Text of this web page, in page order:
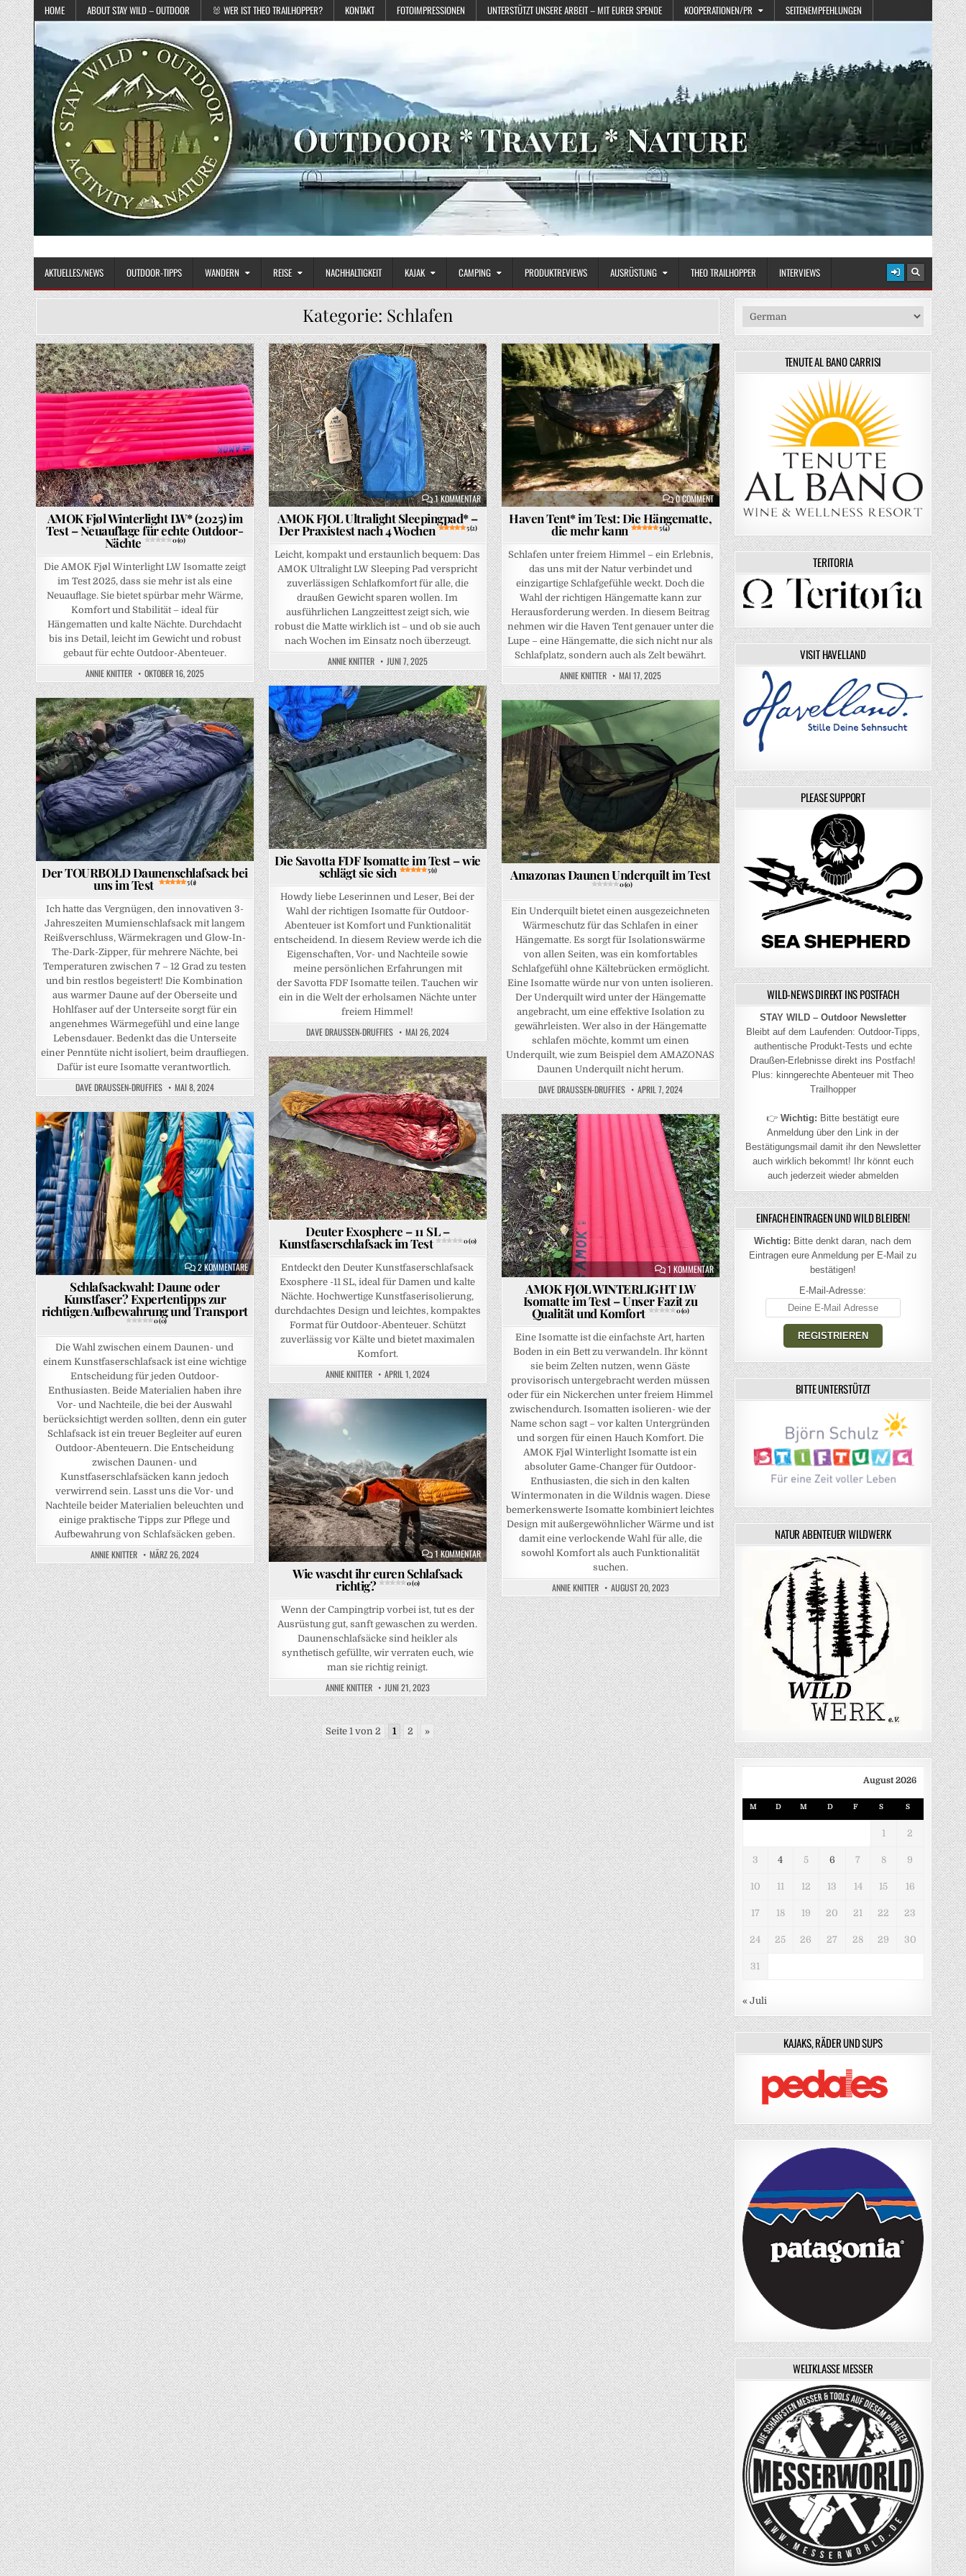
Skip to content
HOME ABOUT STAY WILD – OUTDOOR 🐰 WER IST THEO TRAILHOPPER? KONTAKT FOTOIMPRESSIONEN UNTERSTÜTZT UNSERE ARBEIT – MIT EURER SPENDE KOOPERATIONEN/PR SEITENEMPFEHLUNGEN
STAY WILD – OUTDOOR
AKTUELLES/NEWS OUTDOOR-TIPPS WANDERN REISE NACHHALTIGKEIT KAJAK CAMPING PRODUKTREVIEWS AUSRÜSTUNG THEO TRAILHOPPER INTERVIEWS
Kategorie: Schlafen
Posted in
AMOK Fjøl Winterlight LW* (2025) im
Test – Neuauflage für echte Outdoor-
Nächte 0 (0)
Die AMOK Fjøl Winterlight LW Isomatte zeigt
im Test 2025, dass sie mehr ist als eine
Neuauflage. Sie bietet spürbar mehr Wärme,
Komfort und Stabilität – ideal für
Hängematten und kalte Nächte. Durchdacht
bis ins Detail, leicht im Gewicht und robust
gebaut für echte Outdoor-Abenteuer.
ANNIE KNITTER OKTOBER 16, 2025
1 KOMMENTARZU AMOK FJOL ULTRALIGHT SLEEPINGPAD* – DER PRAXISTEST NACH 4 WOCHEN 5 (2)
Posted in
AMOK FJOL Ultralight Sleepingpad* –
Der Praxistest nach 4 Wochen 5 (2)
Leicht, kompakt und erstaunlich bequem: Das
AMOK Ultralight LW Sleeping Pad verspricht
zuverlässigen Schlafkomfort für alle, die
draußen Gewicht sparen wollen. Im
ausführlichen Langzeittest zeigt sich, wie
robust die Matte wirklich ist – und ob sie auch
nach Wochen im Einsatz noch überzeugt.
ANNIE KNITTER JUNI 7, 2025
0 COMMENTON HAVEN TENT* IM TEST: DIE HÄNGEMATTE, DIE MEHR KANN 5 (4)
Posted in
Haven Tent* im Test: Die Hängematte,
die mehr kann 5 (4)
Schlafen unter freiem Himmel – ein Erlebnis,
das uns mit der Natur verbindet und
einzigartige Schlafgefühle weckt. Doch die
Wahl der richtigen Hängematte kann zur
Herausforderung werden. In diesem Beitrag
nehmen wir die Haven Tent genauer unter die
Lupe – eine Hängematte, die sich nicht nur als
Schlafplatz, sondern auch als Zelt bewährt.
ANNIE KNITTER MAI 17, 2025
Posted in
Die Savotta FDF Isomatte im Test – wie
schlägt sie sich 5 (1)
Howdy liebe Leserinnen und Leser, Bei der
Wahl der richtigen Isomatte für Outdoor-
Abenteuer ist Komfort und Funktionalität
entscheidend. In diesem Review werde ich die
Eigenschaften, Vor- und Nachteile sowie
meine persönlichen Erfahrungen mit
der Savotta FDF Isomatte teilen. Tauchen wir
ein in die Welt der erholsamen Nächte unter
freiem Himmel!
DAVE DRAUSSEN-DRUFFIES MAI 26, 2024
Posted in
Der TOURBOLD Daunenschlafsack bei
uns im Test 5 (1)
Ich hatte das Vergnügen, den innovativen 3-
Jahreszeiten Mumienschlafsack mit langem
Reißverschluss, Wärmekragen und Glow-In-
The-Dark-Zipper, für mehrere Nächte, bei
Temperaturen zwischen 7 – 12 Grad zu testen
und bin restlos begeistert! Die Kombination
aus warmer Daune auf der Oberseite und
Hohlfaser auf der Unterseite sorgt für ein
angenehmes Wärmegefühl und eine lange
Lebensdauer. Bedenkt das die Unterseite
einer Penntüte nicht isoliert, beim draufliegen.
Dafür ist eure Isomatte verantwortlich.
DAVE DRAUSSEN-DRUFFIES MAI 8, 2024
Posted in
Amazonas Daunen Underquilt im Test
0 (0)
Ein Underquilt bietet einen ausgezeichneten
Wärmeschutz für das Schlafen in einer
Hängematte. Es sorgt für Isolationswärme
von allen Seiten, was ein komfortables
Schlafgefühl ohne Kältebrücken ermöglicht.
Eine Isomatte würde nur von unten isolieren.
Der Underquilt wird unter der Hängematte
angebracht, um eine effektive Isolation zu
gewährleisten. Wer also in der Hängematte
schlafen möchte, kommt um einen
Underquilt, wie zum Beispiel dem AMAZONAS
Daunen Underquilt nicht herum.
DAVE DRAUSSEN-DRUFFIES APRIL 7, 2024
Posted in
Deuter Exosphere – 11 SL –
Kunstfaserschlafsack im Test 0 (0)
Entdeckt den Deuter Kunstfaserschlafsack
Exosphere -11 SL, ideal für Damen und kalte
Nächte. Hochwertige Kunstfaserisolierung,
durchdachtes Design und leichtes, kompaktes
Format für Outdoor-Abenteuer. Schützt
zuverlässig vor Kälte und bietet maximalen
Komfort.
ANNIE KNITTER APRIL 1, 2024
2 KOMMENTAREZU SCHLAFSACKWAHL: DAUNE ODER KUNSTFASER? EXPERTENTIPPS ZUR RICHTIGEN AUFBEWAHRUNG UND TRANSPORT 0 (0)
Posted in
Schlafsackwahl: Daune oder
Kunstfaser? Expertentipps zur
richtigen Aufbewahrung und Transport
0 (0)
Die Wahl zwischen einem Daunen- und
einem Kunstfaserschlafsack ist eine wichtige
Entscheidung für jeden Outdoor-
Enthusiasten. Beide Materialien haben ihre
Vor- und Nachteile, die bei der Auswahl
berücksichtigt werden sollten, denn ein guter
Schlafsack ist ein treuer Begleiter auf euren
Outdoor-Abenteuern. Die Entscheidung
zwischen Daunen- und
Kunstfaserschlafsäcken kann jedoch
verwirrend sein. Lasst uns die Vor- und
Nachteile beider Materialien beleuchten und
einige praktische Tipps zur Pflege und
Aufbewahrung von Schlafsäcken geben.
ANNIE KNITTER MÄRZ 26, 2024
1 KOMMENTARZU AMOK FJØL WINTERLIGHT LW ISOMATTE IM TEST – UNSER FAZIT ZU
Posted in
AMOK FJØL WINTERLIGHT LW
Isomatte im Test – Unser Fazit zu
Qualität und Komfort 0 (0)
Eine Isomatte ist die einfachste Art, harten
Boden in ein Bett zu verwandeln. Ihr könnt
sie beim Zelten nutzen, wenn Gäste
provisorisch untergebracht werden müssen
oder für ein Nickerchen unter freiem Himmel
zwischendurch. Isomatten isolieren- wie der
Name schon sagt – vor kalten Untergründen
und sorgen für einen Hauch Komfort. Die
AMOK Fjøl Winterlight Isomatte ist ein
absoluter Game-Changer für Outdoor-
Enthusiasten, die sich in den kalten
Wintermonaten in die Wildnis wagen. Diese
bemerkenswerte Isomatte kombiniert leichtes
Design mit außergewöhnlicher Wärme und ist
damit eine verlockende Wahl für alle, die
sowohl Komfort als auch Funktionalität
suchen.
ANNIE KNITTER AUGUST 20, 2023
1 KOMMENTARZU WIE WASCHT IHR EUREN SCHLAFSACK RICHTIG? 0 (0)
Posted in
Wie wascht ihr euren Schlafsack
richtig? 0 (0)
Wenn der Campingtrip vorbei ist, tut es der
Ausrüstung gut, sanft gewaschen zu werden.
Daunenschlafsäcke sind heikler als
synthetisch gefüllte, wir verraten euch, wie
man sie richtig reinigt.
ANNIE KNITTER JUNI 21, 2023
Seite 1 von 2 1 2 »
TENUTE AL BANO CARRISI
TERITORIA
VISIT HAVELLAND
PLEASE SUPPORT
WILD-NEWS DIREKT INS POSTFACH
STAY WILD – Outdoor Newsletter
Bleibt auf dem Laufenden: Outdoor-Tipps,
authentische Produkt-Tests und echte
Draußen-Erlebnisse direkt ins Postfach!
Plus: kinngerechte Abenteuer mit Theo
Trailhopper
👉Wichtig: Bitte bestätigt eure
Anmeldung über den Link in der
Bestätigungsmail damit ihr den Newsletter
auch wirklich bekommt! Ihr könnt euch
auch jederzeit wieder abmelden
EINFACH EINTRAGEN UND WILD BLEIBEN!
Wichtig: Bitte denkt daran, nach dem
Eintragen eure Anmeldung per E-Mail zu
bestätigen!
E-Mail-Adresse:
BITTE UNTERSTÜTZT
NATUR ABENTEUER WILDWERK
August 2026
M D M D F S S
1 2
3 4 5 6 7 8 9
10 11 12 13 14 15 16
17 18 19 20 21 22 23
24 25 26 27 28 29 30
31
« Juli
KAJAKS, RÄDER UND SUPS
WELTKLASSE MESSER